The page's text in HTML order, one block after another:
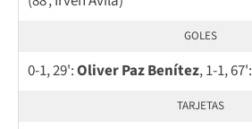
GOLES
0-1, 29':Oliver Paz Benítez, 1-1, 67':
TARJETAS